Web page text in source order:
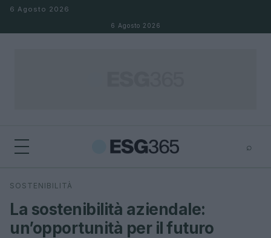
Salta al contenuto
6 Agosto 2026
6 Agosto 2026
⌕
Cerca
SOSTENIBILITÀ
La sostenibilità aziendale:
un’opportunità per il futuro